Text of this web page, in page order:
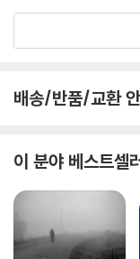
배송/반품/교환
이 분야 베스트셀